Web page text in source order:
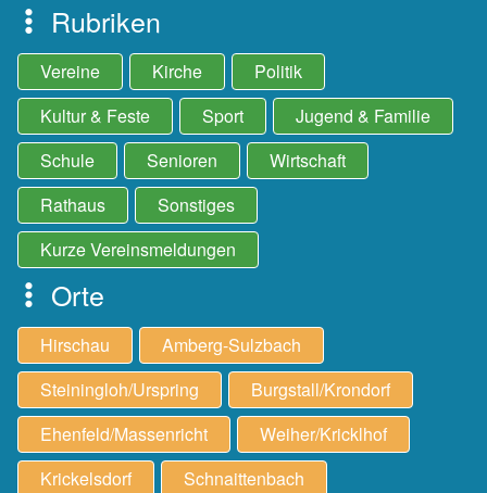
Rubriken
Vereine Kirche
Politik
Kultur & Feste
Sport
Jugend & Familie
Schule
Senioren
Wirtschaft
Rathaus
Sonstiges
Kurze Vereinsmeldungen
Orte
Hirschau
Amberg-Sulzbach
Steiningloh/Urspring
Burgstall/Krondorf
Ehenfeld/Massenricht
Weiher/Kricklhof
Krickelsdorf
Schnaittenbach